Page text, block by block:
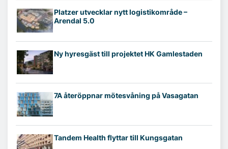
Platzer utvecklar nytt logistikområde –
Arendal 5.0
Ny hyresgäst till projektet HK Gamlestaden
7A återöppnar mötesvåning på Vasagatan
Tandem Health flyttar till Kungsgatan